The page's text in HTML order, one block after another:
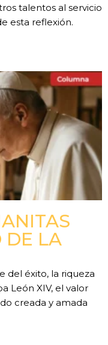
talentos al servicio
esta reflexión.
DE LA
del éxito, la riqueza
León XIV, el valor
creada y amada